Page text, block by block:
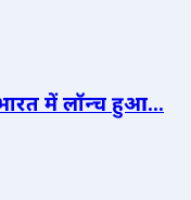
में लॉन्च हुआ...